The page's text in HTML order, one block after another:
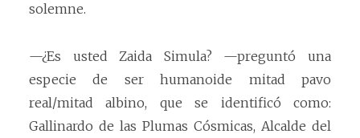
solemne.
—¿Es usted Zaida Simula? —preguntó una
especie de ser humanoide mitad pavo
real/mitad albino, que se identificó como:
Gallinardo de las Plumas Cósmicas, Alcalde del